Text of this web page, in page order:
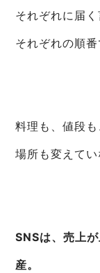
それぞれに届く
それぞれの
料理も、値段も
場所も変え
SNSは、売上
産。